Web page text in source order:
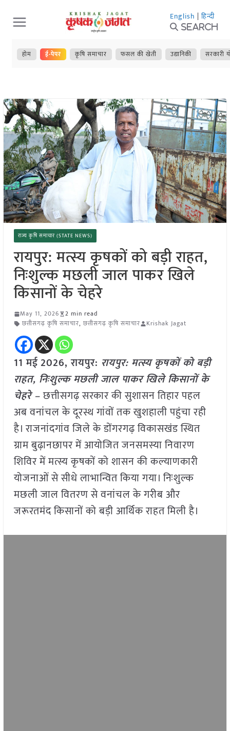
Skip
to
content
English | हिन्दी
Search
होम ई-पेपर कृषि समाचार फसल की खेती उद्यानिकी सरकारी
राज्य कृषि समाचार (STATE NEWS)
रायपुर: मत्स्य कृषकों को बड़ी राहत,
निःशुल्क मछली जाल पाकर खिले
किसानों के चेहरे
May 11, 2026
2 min read
छत्तीसगढ़ कृषि समाचार, छत्तीसगढ़ कृषि समाचार Krishak Jagat
11 मई2026, रायपुर: रायपुर: मत्स्य कृषकों को बड़ी
राहत, निःशुल्क मछली जाल पाकर खिले किसानों के
चेहरे –छत्तीसगढ़ सरकार की सुशासन तिहार पहल
अब वनांचल के दूरस्थ गांवों तक खुशहाली पहुंचा रही
है। राजनांदगांव जिले के डोंगरगढ़ विकासखंड स्थित
ग्राम बुढ़ानछापर में आयोजित जनसमस्या निवारण
शिविर में मत्स्य कृषकों को शासन की कल्याणकारी
योजनाओं से सीधे लाभान्वित किया गया। निःशुल्क
मछली जाल वितरण से वनांचल के गरीब और
जरूरतमंद किसानों को बड़ी आर्थिक राहत मिली है।